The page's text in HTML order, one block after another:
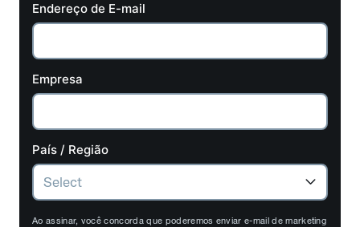
Endereço de E-mail
Empresa
País / Região
Ao assinar, você concorda que poderemos enviar e-mail de marketing